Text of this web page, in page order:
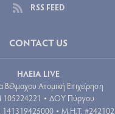
RSS FEED
CONTACT US
ΗΛΕΙΑ LIVE
Ατομική Επιχείρηση
• ΔΟΥ Πύργου
• Μ.Η.Τ. #242102